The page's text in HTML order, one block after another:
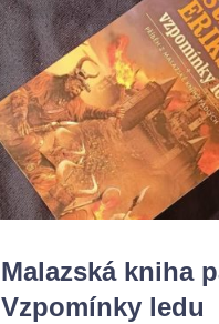
Malazská kniha
Vzpomínky ledu